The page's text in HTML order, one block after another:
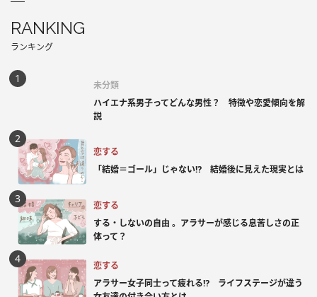
RANKING
ランキング
未分類
ハイエナ系男子ってどんな男性？ 特徴や恋愛傾向を解
説
恋する
「結婚＝ゴール」じゃない⁉ 結婚後に見えた現実とは
恋する
する・しないの自由 。アラサーが感じる息苦しさの正
体って？
恋する
アラサー女子同士って疲れる⁉ ライフステージが違う